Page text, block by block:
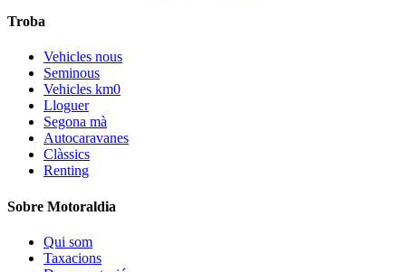
Troba
Vehicles nous
Seminous
Vehicles km0
Lloguer
Segona mà
Autocaravanes
Clàssics
Renting
Sobre Motoraldia
Qui som
Taxacions